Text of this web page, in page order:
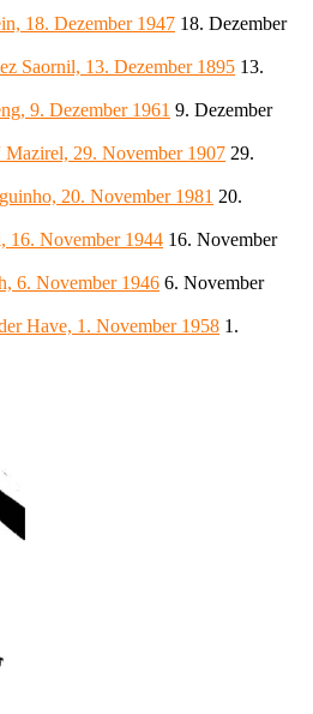
18. Dezember 1947 18. Dezember
Saornil, 13. Dezember 1895 13.
9. Dezember 1961 9. Dezember
Mazirel, 29. November 1907 29.
20. November 1981 20.
16. November 1944 16. November
6. November 1946 6. November
Have, 1. November 1958 1.